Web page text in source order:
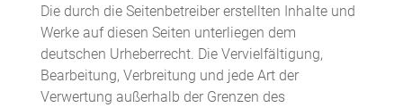
Die durch die Seitenbetreiber erstellten Inhalte und
Werke auf diesen Seiten unterliegen dem
deutschen Urheberrecht. Die Vervielfältigung,
Bearbeitung, Verbreitung und jede Art der
Verwertung außerhalb der Grenzen des